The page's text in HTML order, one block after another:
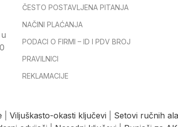
ČESTO POSTAVLJENA PITANJA
NAČINI PLAĆANJA
PODACI O FIRMI – ID I PDV BROJ
PRAVILNICI
REKLAMACIJE
Viljuškasto-okasti ključevi Setovi ručnih